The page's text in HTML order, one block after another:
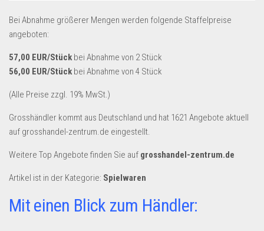
eBay Restposten kaufen
Sonderposten-Angebote
Saison & Eventprodkte
Dropshipping-Produkte
B2B Produkte
Grosshandel
Amazon
Aldi
Lidl
Kostenlos verkaufen
Bei Abnahme größerer Mengen werden folgende Staffelpreise
angeboten:
57,00 EUR/Stückbei Abnahme von 2 Stück
56,00 EUR/Stückbei Abnahme von 4 Stück
(Alle Preise zzgl. 19% MwSt.)
Grosshändler kommt aus Deutschland und hat 1621 Angebote aktuell
auf grosshandel-zentrum.de eingestellt.
Weitere Top Angebote finden Sie auf grosshandel-zentrum.de
Artikel ist in der Kategorie: Spielwaren
Mit einen Blick zum Händler: